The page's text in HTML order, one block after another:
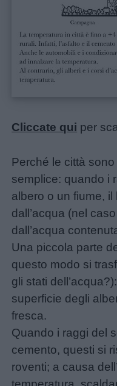
didattiche
Disegni
da
Storie
bambini
Feste
e
giornate
Filastrocche
Giochi
Lavoretti
Nomi
Cliccate qui per
Perché le città
semplice: quando i
albero o un fiume,
dall’acqua (nel
dall’acqua
Una piccola parte
questo modo si
gli stati
superficie degli
fresca.
Quando i raggi del
cemento, questi si
roventi; a causa